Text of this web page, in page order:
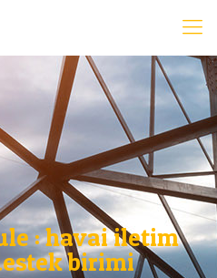
: havai iletim
birimi